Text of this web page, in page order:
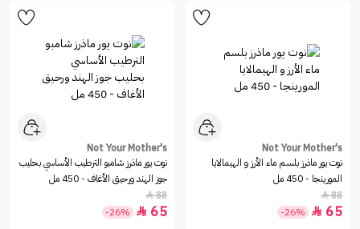
Not Your Mother's
نوت يور ماذرز‏ بلسم ماء الأرز و الهيمالايا
المورينجا - 450 مل
88

65

-26%
Not Your Mother's
نوت يور ماذرز‏ شامبو الترطيب الأساسي بحليب
جوز الهند ورحيق الأغاف - 450 مل
88

65

-26%